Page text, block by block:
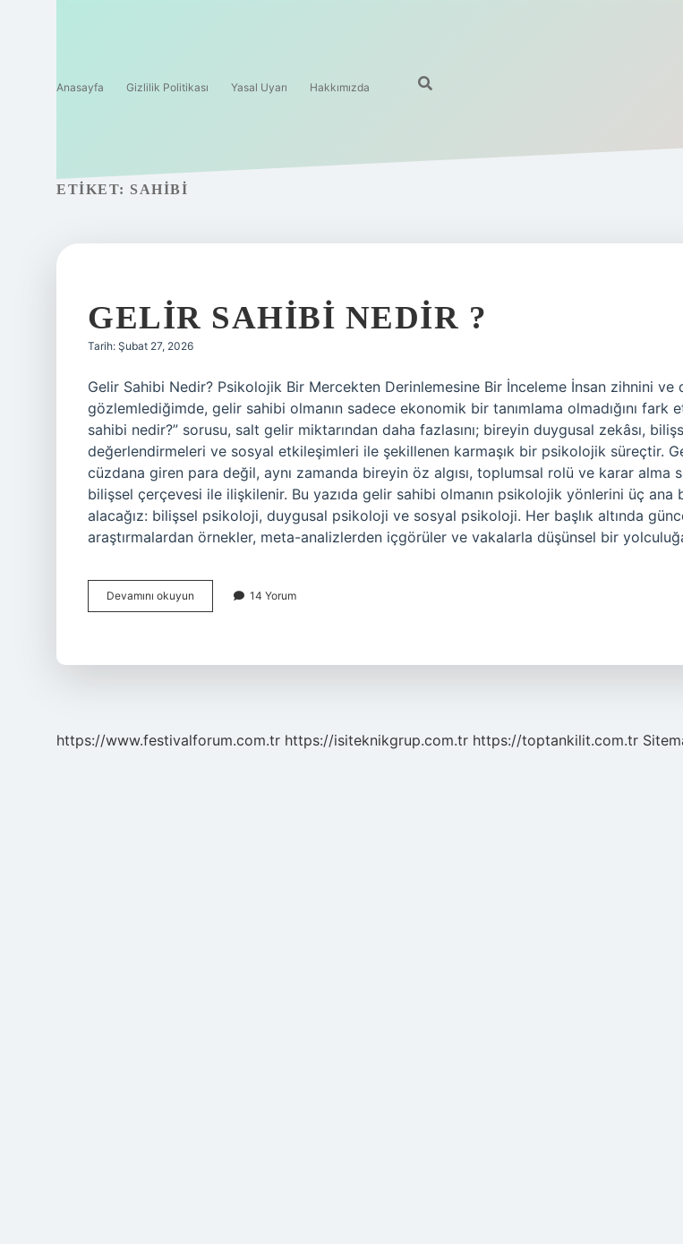
Anasayfa Gizlilik Politikası Yasal Uyarı Hakkımızda
ETIKET: SAHIBI
GELIR SAHIBI NEDIR ?
Tarih: Şubat 27, 2026
Gelir Sahibi Nedir? Psikolojik Bir Mercekten Derinlemesine Bir İnceleme İnsan zihnini ve
gözlemlediğimde, gelir sahibi olmanın sadece ekonomik bir tanımlama olmadığını fark
sahibi nedir?” sorusu, salt gelir miktarından daha fazlasını; bireyin duygusal zekâsı,
değerlendirmeleri ve sosyal etkileşimleri ile şekillenen karmaşık bir psikolojik süreçtir.
cüzdana giren para değil, aynı zamanda bireyin öz algısı, toplumsal rolü ve karar alma
bilişsel çerçevesi ile ilişkilenir. Bu yazıda gelir sahibi olmanın psikolojik yönlerini üç ana
alacağız: bilişsel psikoloji, duygusal psikoloji ve sosyal psikoloji. Her başlık altında
araştırmalardan örnekler, meta-analizlerden içgörüler ve vakalarla düşünsel bir
Devamını okuyun
sahibi
14 Yorum
https://www.festivalforum.com.tr https://isiteknikgrup.com.tr https://toptankilit.com.tr